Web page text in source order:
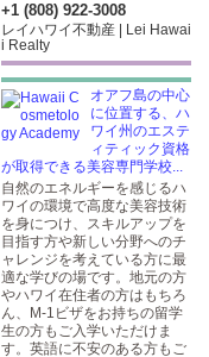
+1 (808) 922-3008
レイハワイ不動産 | Lei Hawai
i Realty
オアフ島の中心
に位置する、ハ
ワイ州のエステ
ィティック資格
が取得できる美容専門学校...
自然のエネルギーを感じるハ
ワイの環境で高度な美容技術
を身につけ、スキルアップを
目指す方や新しい分野へのチ
ャレンジを考えている方に最
適な学びの場です。地元の方
やハワイ在住者の方はもちろ
ん、M-1ビザをお持ちの留学
生の方もご入学いただけま
す。英語に不安のある方もご